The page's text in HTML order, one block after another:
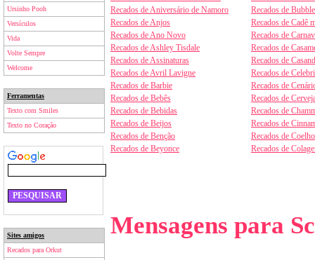
Ursinho Pooh
Versículos
Vida
Volte Sempre
Welcome
Ferramentas
Texto com Smiles
Texto no Coração
Sites amigos
Recados para Orkut
Recados de Aniversário de Namoro
Recados de Anjos
Recados de Ano Novo
Recados de Ashley Tisdale
Recados de Assinaturas
Recados de Avril Lavigne
Recados de Barbie
Recados de Bebês
Recados de Bebidas
Recados de Beijos
Recados de Benção
Recados de Beyonce
Recados de
Recados de Cadê
Recados de
Recados de
Recados de
Recados de
Recados de
Recados de
Recados de
Recados de
Recados de
Recados de
Mensagens para